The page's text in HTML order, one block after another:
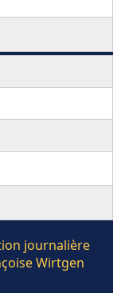
journalière
Wirtgen